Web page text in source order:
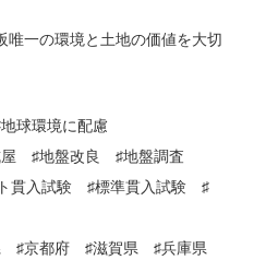
唯一の環境と土地の価値を大切
球環境に配慮
♯地盤改良 ♯地盤調査
貫入試験 ♯標準貫入試験 ♯
♯京都府 ♯滋賀県 ♯兵庫県